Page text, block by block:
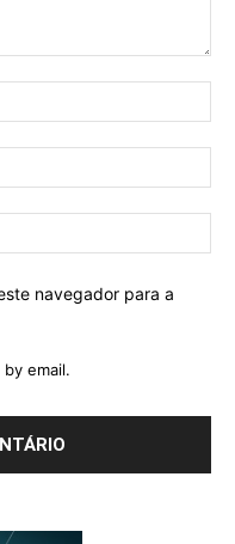
navegador para a
email.